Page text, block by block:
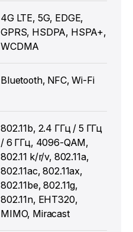
4G LTE, 5G, EDGE,
GPRS, HSDPA, HSPA+,
WCDMA
Bluetooth, NFC, Wi-Fi
802.11b, 2.4 ГГц / 5 ГГц
/ 6 ГГц, 4096-QAM,
802.11 k/r/v, 802.11a,
802.11ac, 802.11ax,
802.11be, 802.11g,
802.11n, EHT320,
MIMO, Miracast